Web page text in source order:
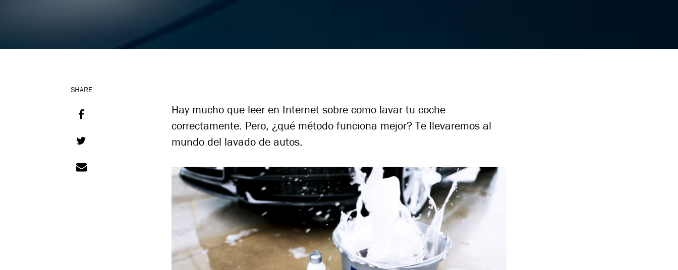
SHARE
Hay mucho que leer en Internet sobre como lavar tu coche
correctamente. Pero, ¿qué método funciona mejor? Te llevaremos al
mundo del lavado de autos.